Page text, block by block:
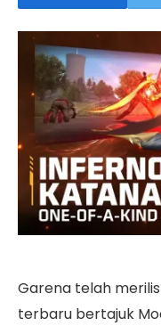
Garena telah
terbaru bertajuk